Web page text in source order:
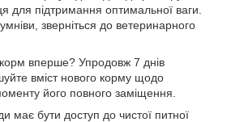
для підтримання оптимальної ваги.
зверніться до ветеринарного
вперше? Упродовж 7 днів
вміст нового корму щодо
його повного заміщення.
має бути доступ до чистої питної